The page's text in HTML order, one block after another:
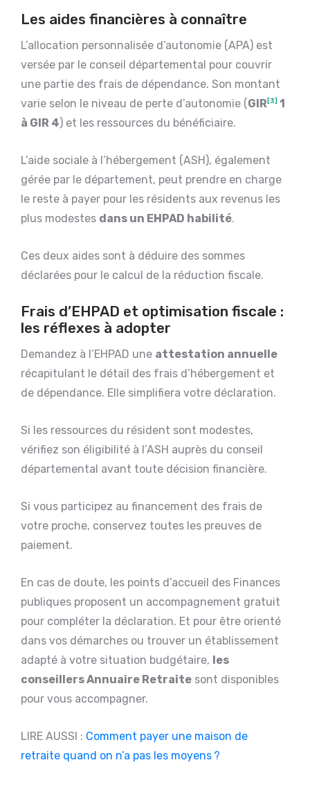
Les aides financières à connaître
L’allocation personnalisée d’autonomie (APA) est
versée par le conseil départemental pour couvrir
une partie des frais de dépendance. Son montant
varie selon le niveau de perte d’autonomie (GIR[3] 1
à GIR 4) et les ressources du bénéficiaire.
L’aide sociale à l’hébergement (ASH), également
gérée par le département, peut prendre en charge
le reste à payer pour les résidents aux revenus les
plus modestes dans un EHPAD habilité.
Ces deux aides sont à déduire des sommes
déclarées pour le calcul de la réduction fiscale.
Frais d’EHPAD et optimisation fiscale :
les réflexes à adopter
Demandez à l’EHPAD une attestation annuelle
récapitulant le détail des frais d’hébergement et
de dépendance. Elle simplifiera votre déclaration.
Si les ressources du résident sont modestes,
vérifiez son éligibilité à l’ASH auprès du conseil
départemental avant toute décision financière.
Si vous participez au financement des frais de
votre proche, conservez toutes les preuves de
paiement.
En cas de doute, les points d’accueil des Finances
publiques proposent un accompagnement gratuit
pour compléter la déclaration. Et pour être orienté
dans vos démarches ou trouver un établissement
adapté à votre situation budgétaire, les
conseillers Annuaire Retraite sont disponibles
pour vous accompagner.
LIRE AUSSI : Comment payer une maison de
retraite quand on n’a pas les moyens ?